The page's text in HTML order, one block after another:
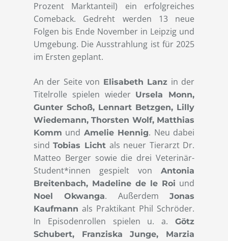
Prozent Marktanteil) ein erfolgreiches
Comeback. Gedreht werden 13 neue
Folgen bis Ende November in Leipzig und
Umgebung. Die Ausstrahlung ist für 2025
im Ersten geplant.
An der Seite von Elisabeth Lanz in der
Titelrolle spielen wieder Ursela Monn,
Gunter Schoß, Lennart Betzgen, Lilly
Wiedemann, Thorsten Wolf, Matthias
Komm und Amelie Hennig. Neu dabei
sindTobias Lichtals neuer Tierarzt Dr.
Matteo Berger sowie die drei Veterinär-
Student*innen gespielt vonAntonia
Breitenbach, Madeline de le Roi und
Noel Okwanga. AußerdemJonas
Kaufmann als Praktikant Phil Schröder.
In Episodenrollen spielen u. a.Götz
Schubert, Franziska Junge, Marzia